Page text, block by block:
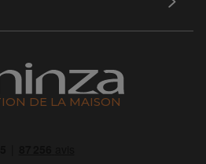
DE LA MAISON